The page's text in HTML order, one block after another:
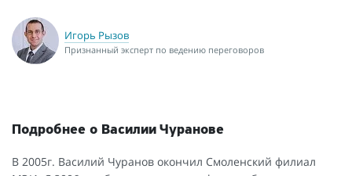
Игорь Рызов
Признанный эксперт по ведению переговоров
Подробнее о Василии Чуранове
В 2005г. Василий Чуранов окончил Смоленский филиал